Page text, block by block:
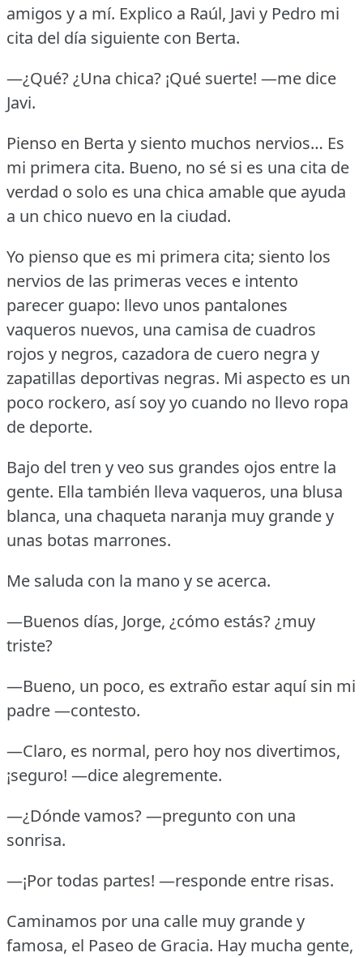
amigos y a mí. Explico a Raúl, Javi y Pedro mi
cita del día siguiente con Berta.
—¿Qué?¿Una chica? ¡Qué suerte! —me dice
Javi.
Pienso en Berta y siento muchos nervios… Es
mi primera cita. Bueno, no sé si es una cita de
verdad o solo es una chica amable que ayuda
a un chico nuevo en la ciudad.
Yo pienso que es mi primera cita; siento los
nervios de las primeras veces e intento
parecer guapo: llevo unos pantalones
vaqueros nuevos, una camisa de cuadros
rojos y negros, cazadora de cuero negra y
zapatillas deportivas negras. Mi aspecto es un
poco rockero, así soy yo cuando no llevo ropa
de deporte.
Bajo del tren y veo sus grandes ojos entre la
gente. Ella también lleva vaqueros, una blusa
blanca, una chaqueta naranja muy grande y
unas botas marrones.
Me saluda con la mano y se acerca.
—Buenos días, Jorge, ¿cómo estás?¿muy
triste?
—Bueno, un poco, es extraño estar aquí sin mi
padre —contesto.
—Claro, es normal, pero hoy nos divertimos,
¡seguro! —dice alegremente.
—¿Dónde vamos?—pregunto con una
sonrisa.
—¡Por todas partes! —responde entre risas.
Caminamos por una calle muy grande y
famosa, el Paseo de Gracia. Hay mucha gente,